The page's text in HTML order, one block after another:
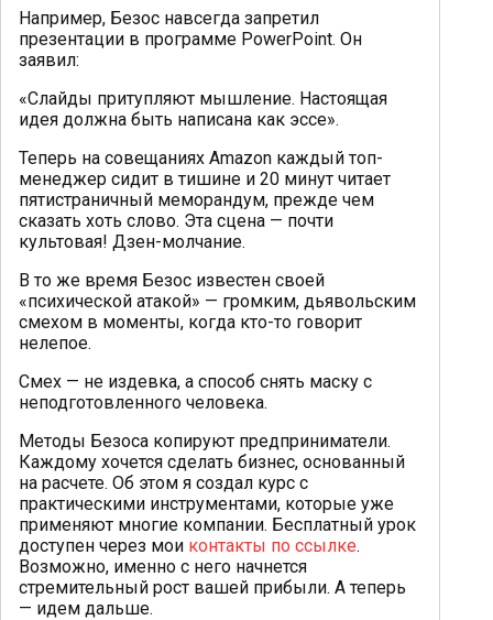
Например, Безос навсегда запретил
презентации в программе PowerPoint. Он
заявил:
«Слайды притупляют мышление. Настоящая
идея должна быть написана как эссе».
Теперь на совещаниях Amazon каждый топ-
менеджер сидит в тишине и 20 минут читает
пятистраничный меморандум, прежде чем
сказать хоть слово. Эта сцена — почти
культовая! Дзен-молчание.
В то же время Безос известен своей
«психической атакой» — громким, дьявольским
смехом в моменты, когда кто-то говорит
нелепое.
Смех — не издевка, а способ снять маску с
неподготовленного человека.
Методы Безоса копируют предприниматели.
Каждому хочется сделать бизнес, основанный
на расчете. Об этом я создал курс с
практическими инструментами, которые уже
применяют многие компании. Бесплатный урок
доступен через мои контакты по ссылке.
Возможно, именно с него начнется
стремительный рост вашей прибыли. А теперь
— идем дальше.